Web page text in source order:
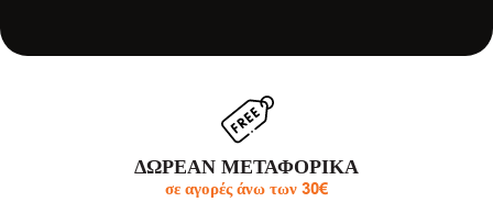
ΔΩΡΕΑΝ ΜΕΤΑΦΟΡΙΚΑ
σε αγορές άνω των 30€